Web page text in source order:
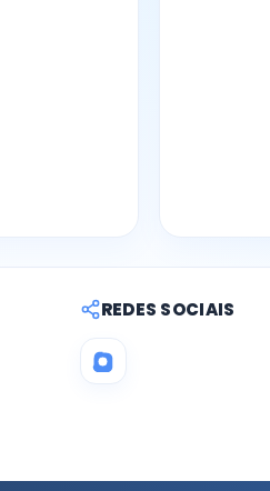
REDES SOCIAIS